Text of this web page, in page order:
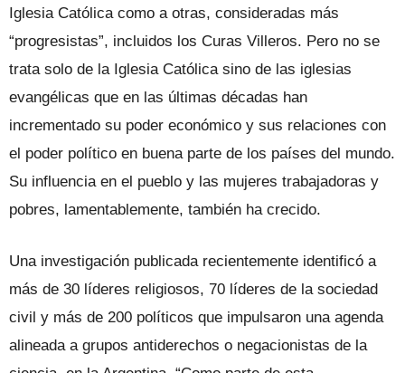
Iglesia Católica como a otras, consideradas más
“progresistas”, incluidos los Curas Villeros. Pero no se
trata solo de la Iglesia Católica sino de las iglesias
evangélicas que en las últimas décadas han
incrementado su poder económico y sus relaciones con
el poder político en buena parte de los países del mundo.
Su influencia en el pueblo y las mujeres trabajadoras y
pobres, lamentablemente, también ha crecido.
Una investigación publicada recientemente identificó a
más de 30 líderes religiosos, 70 líderes de la sociedad
civil y más de 200 políticos que impulsaron una agenda
alineada a grupos antiderechos o negacionistas de la